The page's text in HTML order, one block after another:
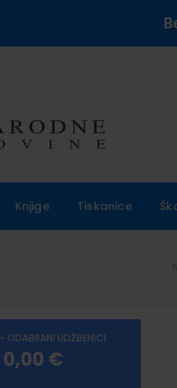
Knjige Tiskanice
ODABRANI UDŽBENICI
0,00 €